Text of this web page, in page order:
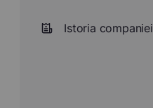
Istoria companiei